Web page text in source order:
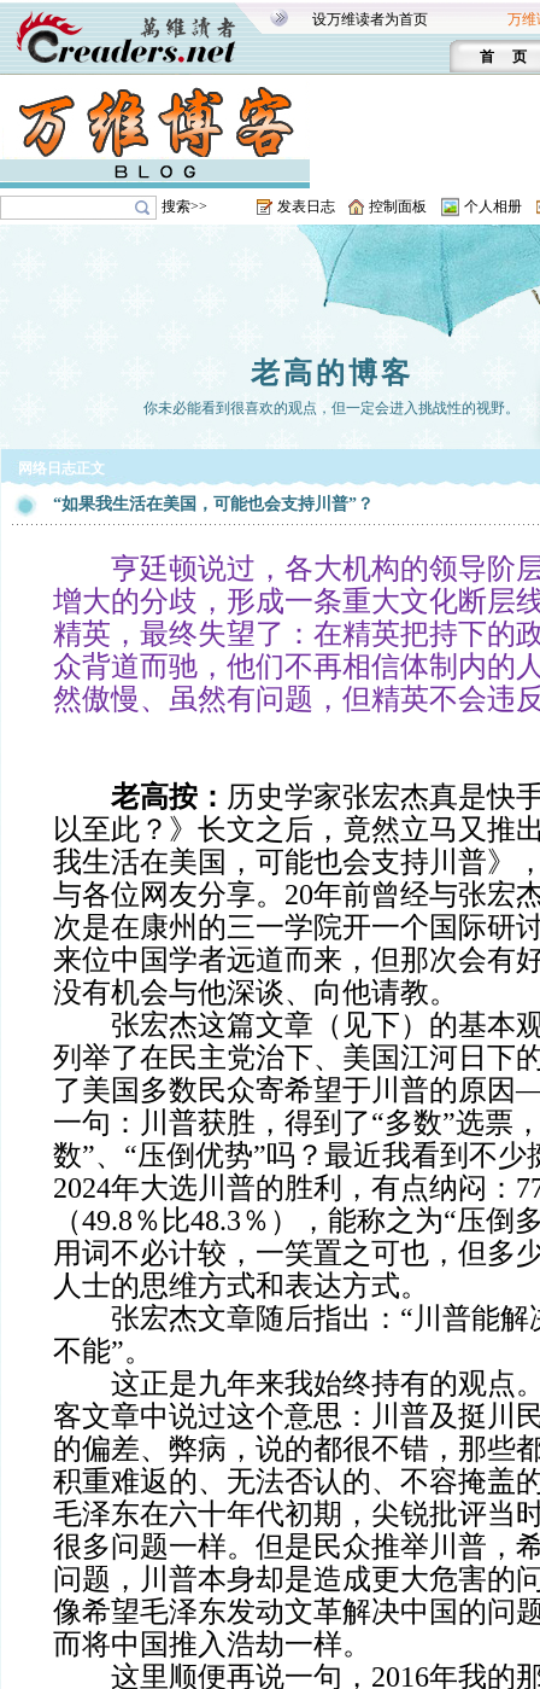
设万维读者为首页 万维
首 页
搜索>> 发表日志 控制面板 个人相册
老高的博客
你未必能看到很喜欢的观点，但一定会进入挑战性的视野。
网络日志正文
“如果我生活在美国，可能也会支持川普”？
亨廷顿说过，各大机构的领导阶
增大的分歧，形成一条重大文化断层
精英，最终失望了：在精英把持下的
众背道而驰，他们不再相信体制内的
然傲慢、虽然有问题，但精英不会违
老高按： 历史学家张宏杰真是快
以至此？》长文之后，竟然立马又推
我生活在美国，可能也会支持川普》
与各位网友分享。20年前曾经与张宏
次是在康州的三一学院开一个国际研
来位中国学者远道而来，但那次会有
没有机会与他深谈、向他请教。
张宏杰这篇文章（见下）的基本
列举了在民主党治下、美国江河日下
了美国多数民众寄希望于川普的原
一句：川普获胜，得到了“多数”选票
数”、“压倒优势”吗？最近我看到不
2024年大选川普的胜利，有点纳闷：
（49.8％比48.3％），能称之为“压倒
用词不必计较，一笑置之可也，但多
人士的思维方式和表达方式。
张宏杰文章随后指出：“川普能解
不能”。
这正是九年来我始终持有的观点。
客文章中说过这个意思：川普及挺川
的偏差、弊病，说的都很不错，那些
积重难返的、无法否认的、不容掩盖
毛泽东在六十年代初期，尖锐批评当
很多问题一样。但是民众推举川普，
问题，川普本身却是造成更大危害的
像希望毛泽东发动文革解决中国的问
而将中国推入浩劫一样。
这里顺便再说一句，2016年我的